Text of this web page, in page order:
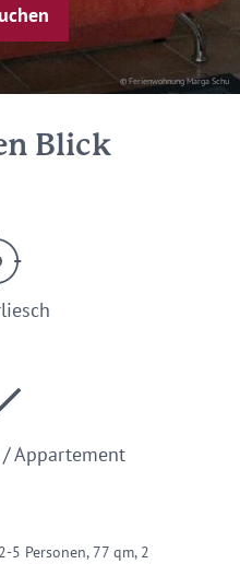
© Ferienwohnung Marga Schu
Blick
Appartement
5 Personen, 77 qm, 2